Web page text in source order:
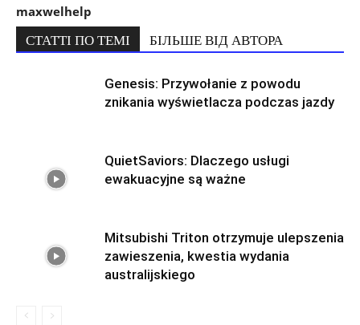
maxwelhelp
СТАТТІ ПО ТЕМІ БІЛЬШЕ ВІД АВТОРА
Genesis: Przywołanie z powodu
znikania wyświetlacza podczas jazdy
QuietSaviors: Dlaczego usługi
ewakuacyjne są ważne
Mitsubishi Triton otrzymuje ulepszenia
zawieszenia, kwestia wydania
australijskiego